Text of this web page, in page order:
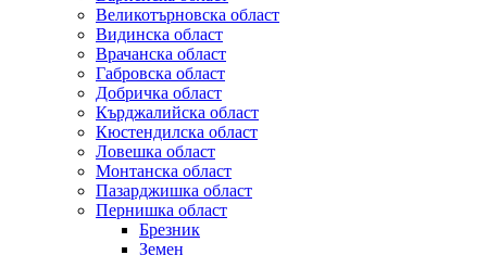
Великотърновска област
Видинска област
Врачанска област
Габровска област
Добричка област
Кърджалийска област
Кюстендилска област
Ловешка област
Монтанска област
Пазарджишка област
Пернишка област
Брезник
Земен